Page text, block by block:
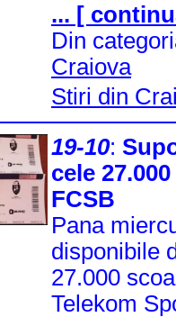
... [
Din
Craiova
Stiri din
19-10:
cele
FCSB
Pana
disponibile
27.000
Telekom